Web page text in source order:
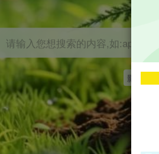
请输入您想搜索的内容,如:app源码
影视